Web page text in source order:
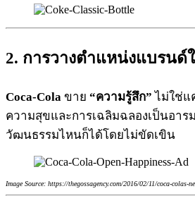
2. การวางตำแหน่งแบรนด์
Coca-Cola ขาย “ความรู้สึก”ไม่ใช่แ
ความสุขและการเฉลิมฉลองเป็นอา
วัฒนธรรมไหนก็ได้โดยไม่ขัดเขิน
Image Source: https://thegossagency.com/2016/02/11/coca-colas-